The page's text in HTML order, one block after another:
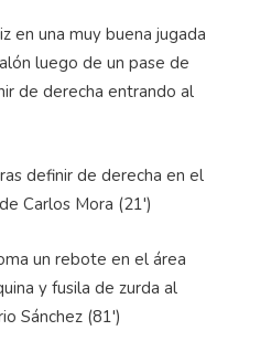
en una muy buena jugada
luego de un pase de
de derecha entrando al
definir de derecha en el
Carlos Mora (21')
un rebote en el área
y fusila de zurda al
Sánchez (81')